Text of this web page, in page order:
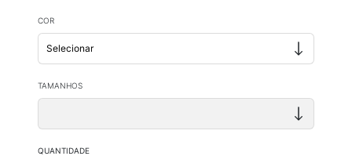
COR
TAMANHOS
QUANTIDADE